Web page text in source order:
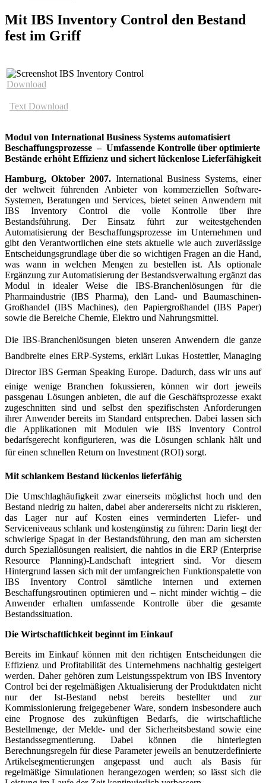
Mit IBS Inventory Control den Bestand
fest im Griff
Download
Text Download
Modul von International Business Systems automatisiert
Beschaffungsprozesse – Umfassende Kontrolle über optimierte
Bestände erhöht Effizienz und sichert lückenlose Lieferfähigkeit
Hamburg, Oktober 2007.International Business Systems, einer
der weltweit führenden Anbieter von kommerziellen Software-
Systemen, Beratungen und Services, bietet seinen Anwendern mit
IBS Inventory Control die volle Kontrolle über ihre
Bestandsführung. Der Einsatz führt zur weitestgehenden
Automatisierung der Beschaffungsprozesse im Unternehmen und
gibt den Verantwortlichen eine stets aktuelle wie auch zuverlässige
Entscheidungsgrundlage über die so wichtigen Fragen an die Hand,
was wann in welchen Mengen zu bestellen ist. Als optionale
Ergänzung zur Automatisierung der Bestands­verwaltung ergänzt das
Modul in idealer Weise die IBS-Branchenlösungen für die
Pharmaindustrie (IBS Pharma), den Land- und Baumaschinen-
Großhandel (IBS Machines), den Papiergroßhandel (IBS Paper)
sowie die Bereiche Chemie, Elektro und Nahrungsmittel.
Die IBS-Branchenlösungen bieten unseren Anwendern die ganze
Bandbreite eines ERP-Systems, erklärt Lukas Hostettler, Managing
Director IBS German Speaking Europe. Dadurch, dass wir uns auf
einige wenige Branchen fokussieren, können wir dort jeweils
passgenau Lösungen anbieten, die auf die Geschäftsprozesse exakt
zugeschnitten sind und selbst den spezifischsten Anforderungen
ihrer Anwender bereits im Standard entsprechen. Dabei lassen sich
die Applikationen mit Modulen wie IBS Inventory Control
bedarfsgerecht konfigurieren, was die Lösungen schlank hält und
für einen schnellen Return on Investment (ROI) sorgt.
Mit schlankem Bestand lückenlos lieferfähig
Die Umschlaghäufigkeit zwar einerseits möglichst hoch und den
Bestand niedrig zu halten, dabei aber andererseits nicht zu riskieren,
das Lager nur auf Kosten eines verminderten Liefer- und
Serviceniveaus schlank und kostengünstig zu führen: Darin liegt der
schwierige Spagat in der Bestandsführung, den man am sichersten
durch Speziallösungen realisiert, die nahtlos in die ERP (Enterprise
Resource Planning)-Landschaft integriert sind. Vor diesem
Hintergrund lassen sich mit der umfangreichen Funktionspalette von
IBS Inventory Control sämtliche internen und externen
Beschaffungsroutinen optimieren und – nicht minder wichtig – die
Anwender erhalten umfassende Kontrolle über die gesamte
Bestandssituation.
Die Wirtschaftlichkeit beginnt im Einkauf
Bereits im Einkauf können mit den richtigen Entscheidungen die
Effizienz und Profitabilität des Unternehmens nachhaltig gesteigert
werden. Daher gehören zum Leistungsspektrum von IBS Inventory
Control bei der regelmäßigen Aktualisierung der Produktdaten nicht
nur der Ist-Bestand nebst bereits bestellter und zur
Kommissionierung freigegebener Ware, sondern insbesondere auch
eine Prognose des zukünftigen Bedarfs, die wirtschaftliche
Bestellmenge, der Melde- und der Sicherheitsbestand sowie eine
Bestandssegmentierung. Dabei können die hinterlegten
Berechnungsregeln für diese Parameter jeweils an benutzerdefinierte
Artikelsegmentierungen angepasst und auch als Basis für
regelmäßige Simulationen herangezogen werden; so lässt sich die